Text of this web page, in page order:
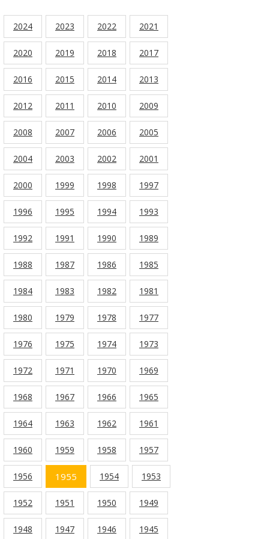
2024 2023 2022 2021
2020 2019 2018 2017
2016 2015 2014 2013
2012 2011 2010 2009
2008 2007 2006 2005
2004 2003 2002 2001
2000 1999 1998 1997
1996 1995 1994 1993
1992 1991 1990 1989
1988 1987 1986 1985
1984 1983 1982 1981
1980 1979 1978 1977
1976 1975 1974 1973
1972 1971 1970 1969
1968 1967 1966 1965
1964 1963 1962 1961
1960 1959 1958 1957
1956 1955 1954 1953
1952 1951 1950 1949
1948 1947 1946 1945